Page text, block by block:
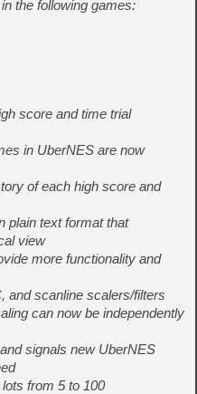
the following games:
score and time trial
in UberNES are now
of each high score and
plain text format that
view
more functionality and
and scanline scalers/filters
can now be independently
signals new UberNES
from 5 to 100